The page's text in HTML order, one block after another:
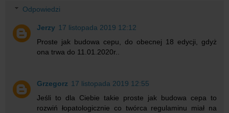
Odpowiedzi
Jerzy 17 listopada 2019 12:12
Proste jak budowa cepu, do obecnej 18 edycji, gdyż
ona trwa do 11.01.2020r..
Grzegorz 17 listopada 2019 12:55
Jeśli to dla Ciebie takie proste jak budowa cepa to
rozwiń łopatologicznie co twórca regulaminu miał na